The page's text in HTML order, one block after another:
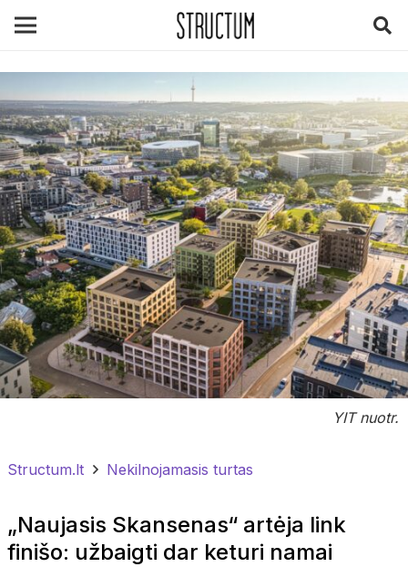
YIT nuotr.
Structum.lt Nekilnojamasis turtas
„Naujasis Skansenas“ artėja link
finišo: užbaigti dar keturi namai